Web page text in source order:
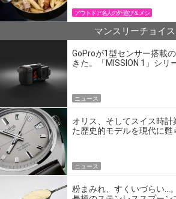
アウトドア名人の外遊び＆メシ
マンスリーチョイス
GoProが1型センサー搭載
きた。「MISSION 1」シリ
ニュース
オリス、そしてスイス時
た歴史的モデルを現代に
ニュース
粉まみれ、すくいづらい…